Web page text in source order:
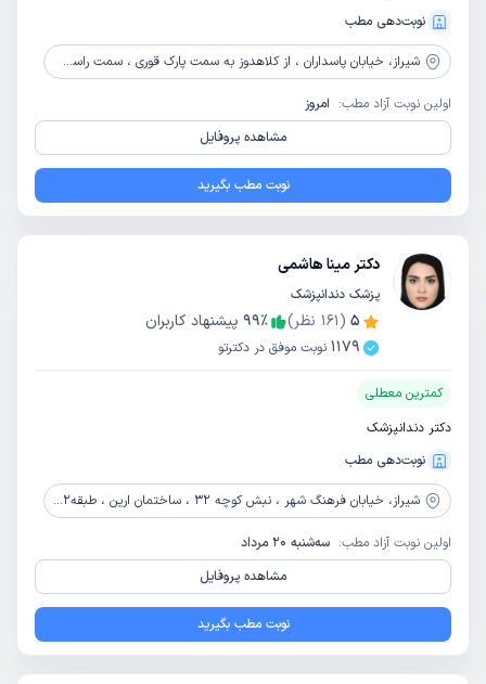
نوبت‌دهی مطب
شیراز، خیابان پاسداران ، از کلاهدوز به سمت پارک قوری ، سمت راست بالای افق کورش ، ساختمان a3 واحد 6
اولین نوبت آزاد مطب: امروز
مشاهده پروفایل
نوبت مطب بگیرید
دکتر مینا هاشمی
پزشک دندانپزشک
5
(
161 نظر) 99٪
پیشنهاد کاربران
1179 نوبت موفق در دکترتو
کمترین معطلی
دکتر دندانپزشک
نوبت‌دهی مطب
شیراز، خیابان فرهنگ شهر ، نبش کوچه 32 ، ساختمان ارین ، طبقه2 ، واحد 12
اولین نوبت آزاد مطب: سه‌شنبه 20 مرداد
مشاهده پروفایل
نوبت مطب بگیرید